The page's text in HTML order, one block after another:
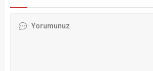
yağış öngörülürken, 1700–
bölgelerde yağışların karla